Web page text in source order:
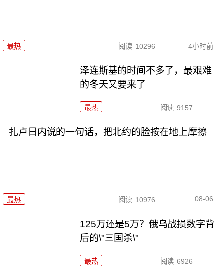
最热 阅读 10296 4小时前
泽连斯基的时间不多了，最艰难
的冬天又要来了
最热 阅读 9157
扎卢日内说的一句话，把北约的脸按在地上摩擦
最热 阅读 10976 08-06
125万还是5万？俄乌战损数字背
后的\"三国杀\"
最热 阅读 6926